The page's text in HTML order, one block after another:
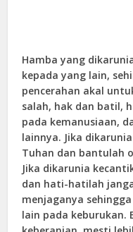
Hamba yang
kepada yang lain,
pencerahan akal
salah, hak dan batil,
pada kemanusiaan,
lainnya. Jika
Tuhan dan bantulah
Jika dikarunia
dan hati-hatilah
menjaganya
lain pada keburukan.